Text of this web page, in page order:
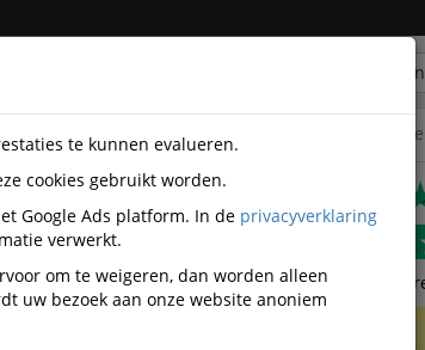
DiscountOffice
of Wand 4x
te kunnen evalueren.
cookies gebruikt worden.
Google Ads platform. In de privacyverklaring
verwerkt.
om te weigeren, dan worden alleen
uw bezoek aan onze website anoniem